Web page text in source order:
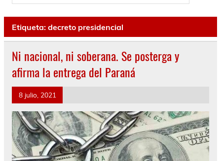
Etiqueta: decreto presidencial
Ni nacional, ni soberana. Se posterga y
afirma la entrega del Paraná
8 julio, 2021